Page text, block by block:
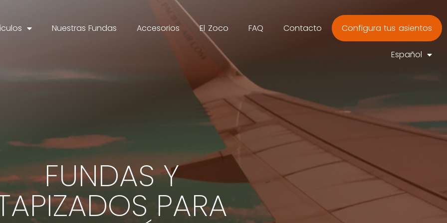
Nuestras Fundas Accesorios El Zoco FAQ Contacto Configura tus asientos
Español
FUNDAS Y
PARA